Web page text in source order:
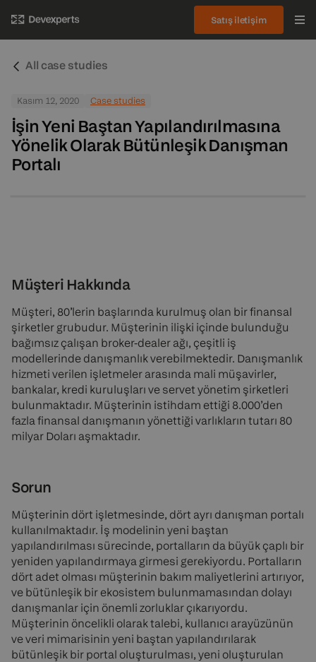
Satış iletişim
All case studies
Kasım 12, 2020 Case studies
İşin Yeni Baştan Yapılandırılmasına
Yönelik Olarak Bütünleşik Danışman
Portalı
Müşteri Hakkında
Müşteri, 80’lerin başlarında kurulmuş olan bir finansal
şirketler grubudur. Müşterinin ilişki içinde bulunduğu
bağımsız çalışan broker-dealer ağı, çeşitli iş
modellerinde danışmanlık verebilmektedir. Danışmanlık
hizmeti verilen işletmeler arasında mali müşavirler,
bankalar, kredi kuruluşları ve servet yönetim şirketleri
bulunmaktadır. Müşterinin istihdam ettiği 8.000’den
fazla finansal danışmanın yönettiği varlıkların tutarı 80
milyar Doları aşmaktadır.
Sorun
Müşterinin dört işletmesinde, dört ayrı danışman portalı
kullanılmaktadır. İş modelinin yeni baştan
yapılandırılması sürecinde, portalların da büyük çaplı bir
yeniden yapılandırmaya girmesi gerekiyordu. Portalların
dört adet olması müşterinin bakım maliyetlerini artırıyor,
ve bütünleşik bir ekosistem bulunmamasından dolayı
danışmanlar için önemli zorluklar çıkarıyordu.
Müşterinin öncelikli olarak talebi, kullanıcı arayüzünün
ve veri mimarisinin yeni baştan yapılandırılarak
bütünleşik bir portal oluşturulması, yeni oluşturulan